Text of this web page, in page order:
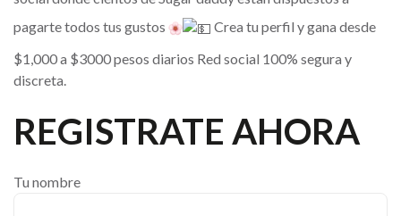
pagarte todos tus gustos
Crea tu perfil y gana desde
$1,000 a $3000 pesos diarios Red social 100% segura y
discreta.
REGISTRATE AHORA
Tu nombre